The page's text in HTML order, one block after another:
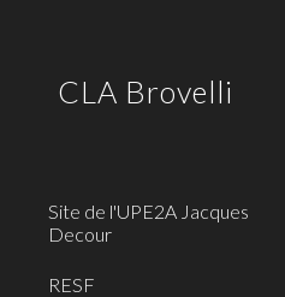
CLA Brovelli
Site de l'UPE2A Jacques
Decour
RESF